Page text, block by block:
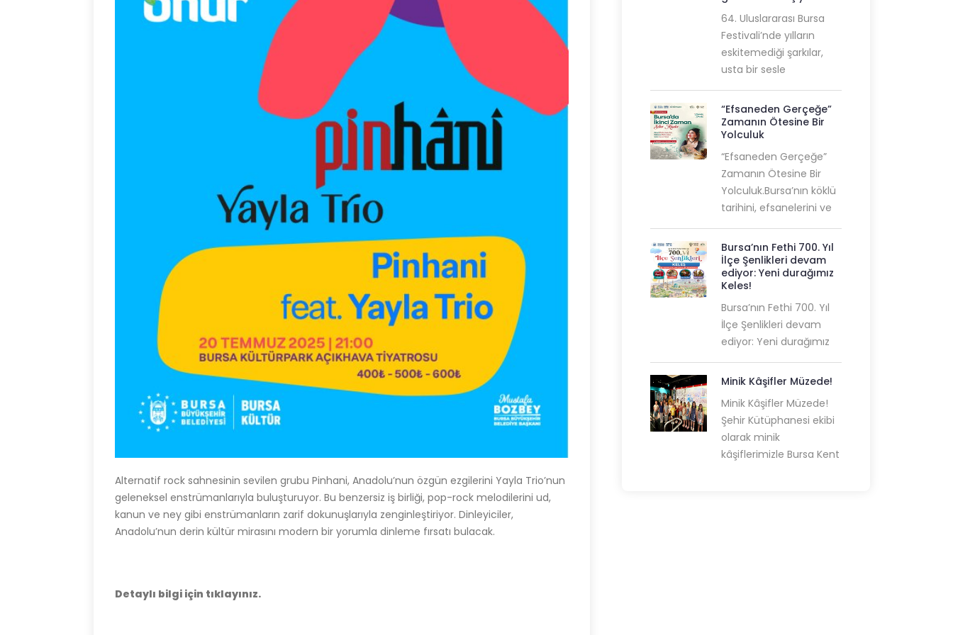
Alternatif rock sahnesinin sevilen grubu Pinhani, Anadolu’nun özgün ezgilerini Yayla Trio’nun
geleneksel enstrümanlarıyla buluşturuyor. Bu benzersiz iş birliği, pop-rock melodilerini ud,
kanun ve ney gibi enstrümanların zarif dokunuşlarıyla zenginleştiriyor. Dinleyiciler,
Anadolu’nun derin kültür mirasını modern bir yorumla dinleme fırsatı bulacak.
Detaylı bilgi için tıklayınız.
64. Uluslararası Bursa
Festivali’nde yılların
eskitemediği şarkılar,
usta bir sesle
“Efsaneden Gerçeğe”
Zamanın Ötesine Bir
Yolculuk
“Efsaneden Gerçeğe”
Zamanın Ötesine Bir
Yolculuk.Bursa’nın köklü
tarihini, efsanelerini ve
Bursa’nın Fethi 700. Yıl
İlçe Şenlikleri devam
ediyor: Yeni durağımız
Keles!
Bursa’nın Fethi 700. Yıl
İlçe Şenlikleri devam
ediyor: Yeni durağımız
Minik Kâşifler Müzede!
Minik Kâşifler Müzede!
Şehir Kütüphanesi ekibi
olarak minik
kâşiflerimizle Bursa Kent